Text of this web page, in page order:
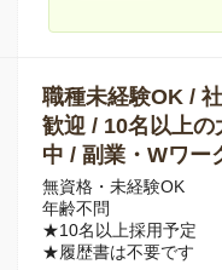
職種未経験OK /
歓迎 / 10名以上
中 / 副業・Wワー
無資格・未経験OK
年齢不問
★10名以上採用予定
★履歴書は不要です